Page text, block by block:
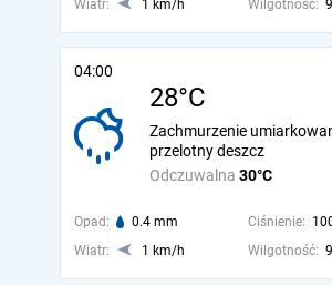
Wiatr:
1 km/h Wilgotność:
04:00
28°C
Odczuwalna 30°C
Zachmurzenie
przelotny deszcz
Opad: 0.4 mm Ciśnienie:
Wiatr:
1 km/h Wilgotność: